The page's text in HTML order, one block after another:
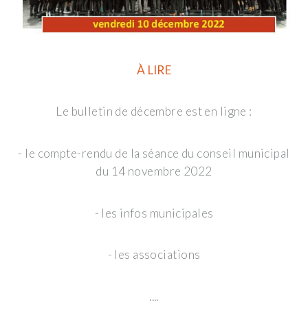
À LIRE
Le bulletin de décembre est en ligne :
- le compte-rendu de la séance du conseil municipal
du 14 novembre 2022
- les infos municipales
- les associations
....